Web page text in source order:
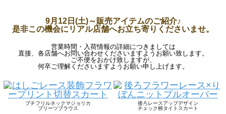
9月12日(土)～販売アイテムのご紹介♪
是非この機会にリアル店舗へお立ち寄りくださいませ。
営業時間・入荷情報の詳細につきましては
直接、各店舗へお問い合わせくださいますようお願い致します。
ご不便をおかけ致しますが、
何卒ご理解くださいますようお願い申し上げます。
プチフリルネックマジョリカ
プリーツブラウス
後ろレースアップデザイン
チェック柄タイトスカート